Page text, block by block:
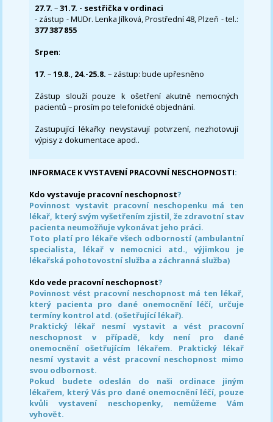
27.7.–31.7. - sestřička v ordinaci
- zástup - MUDr. Lenka Jílková, Prostřední 48, Plzeň - tel.:
377 387 855
Srpen:
17. –19.8., 24.-25.8. – zástup: bude upřesněno
Zástup slouží pouze k ošetření akutně nemocných
pacientů – prosím po telefonické objednání.
Zastupující lékařky nevystavují potvrzení, nezhotovují
výpisy z dokumentace apod..
INFORMACE K VYSTAVENÍ PRACOVNÍ NESCHOPNOSTI:
Kdo vystavuje pracovní neschopnost?
Povinnost vystavit pracovní neschopenku má ten
lékař, který svým vyšetřením zjistil, že zdravotní stav
pacienta neumožňuje vykonávat jeho práci.
Toto platí pro lékaře všech odborností (ambulantní
specialista, lékař v nemocnici atd., výjimkou je
lékařská pohotovostní služba a záchranná služba)
Kdo vede pracovní neschopnost?
Povinnost vést pracovní neschopnost má ten lékař,
který pacienta pro dané onemocnění léčí, určuje
termíny kontrol atd. (ošetřující lékař).
Praktický lékař nesmí vystavit a vést pracovní
neschopnost v případě, kdy není pro dané
onemocnění ošetřujícím lékařem. Praktický lékař
nesmí vystavit a vést pracovní neschopnost mimo
svou odbornost.
Pokud budete odeslán do naši ordinace jiným
lékařem, který Vás pro dané onemocnění léčí, pouze
kvůli vystavení neschopenky, nemůžeme Vám
vyhovět.